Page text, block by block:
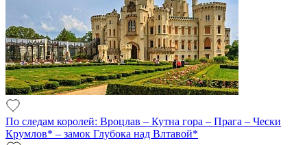
По следам королей: Вроцлав – Кутна гора – Прага – Чески
Крумлов* – замок Глубока над Влтавой*